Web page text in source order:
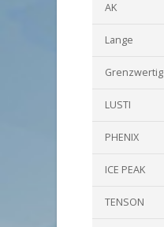
AK
Lange
Grenzwertig
LUSTI
PHENIX
ICE PEAK
TENSON